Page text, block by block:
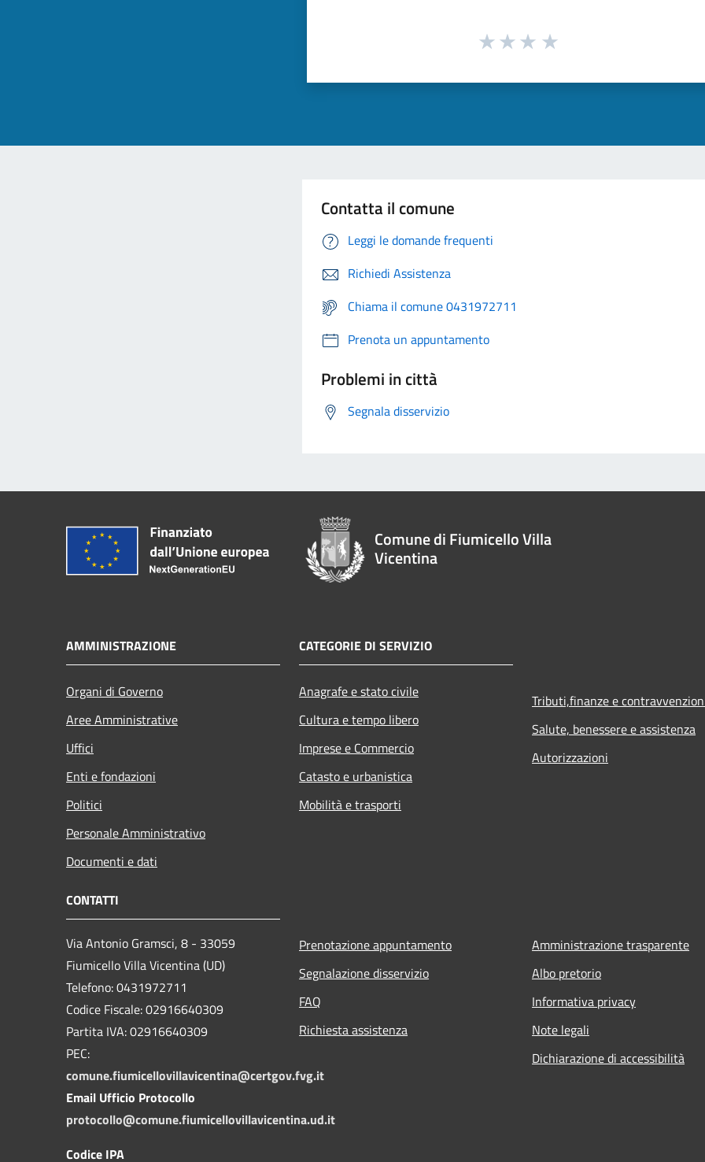
Contatta il comune
Leggi le domande frequenti
Richiedi Assistenza
Chiama il comune 0431972711
Prenota un appuntamento
Problemi in città
Segnala disservizio
Comune di Fiumicello Villa
Vicentina
AMMINISTRAZIONE
Organi di Governo
Aree Amministrative
Uffici
Enti e fondazioni
Politici
Personale Amministrativo
Documenti e dati
CATEGORIE DI SERVIZIO
Anagrafe e stato civile
Cultura e tempo libero
Imprese e Commercio
Catasto e urbanistica
Mobilità e trasporti
Tributi,finanze e
Salute, benessere e assistenza
Autorizzazioni
CONTATTI
Via Antonio Gramsci, 8 - 33059
Fiumicello Villa Vicentina (UD)
Telefono: 0431972711
Codice Fiscale: 02916640309
Partita IVA: 02916640309
PEC:
comune.fiumicellovillavicentina@certgov.fvg.it
Email Ufficio Protocollo
protocollo@comune.fiumicellovillavicentina.ud.it
Codice IPA
Prenotazione appuntamento
Segnalazione disservizio
FAQ
Richiesta assistenza
Amministrazione trasparente
Albo pretorio
Informativa privacy
Note legali
Dichiarazione di accessibilità